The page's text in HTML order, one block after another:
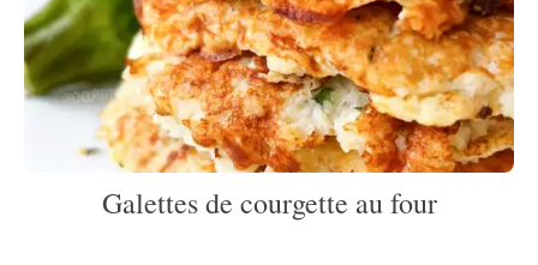
Galettes de courgette au four